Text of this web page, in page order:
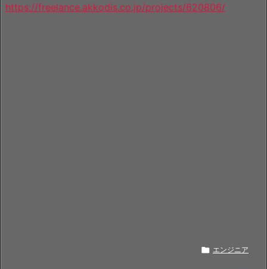
https://freelance.akkodis.co.jp/projects/620806/
 エンジニア